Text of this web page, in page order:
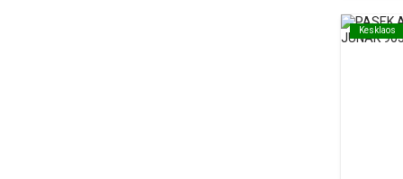
Kesklaos
Kesklaos